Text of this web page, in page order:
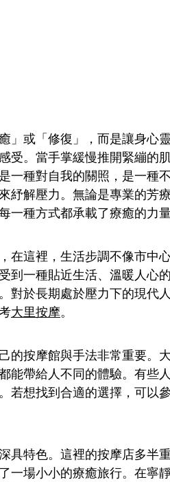
」或「修復」，而是讓身心
受。當手掌緩慢推開緊繃的
一種對自我的關照，是一種
紓解壓力。無論是專業的芳
種方式都承載了療癒的力量
在這裡，生活步調不像市中
到一種貼近生活、溫暖人心
對於長期處於壓力下的現代
大里按摩。
的按摩館與手法非常重要。
能帶給人不同的體驗。有些
若想找到合適的選擇，可以
具特色。這裡的按摩店多半
一場小小的療癒旅行。在寧